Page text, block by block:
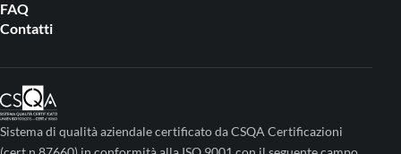
FAQ
Contatti
Sistema di qualità aziendale certificato da CSQA Certificazioni